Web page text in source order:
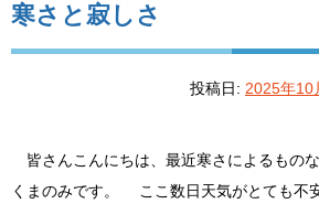
寒さと寂しさ
投稿日: 2025年10
皆さんこんにちは、最近寒さによるもの
くまのみです。 ここ数日天気がとても不